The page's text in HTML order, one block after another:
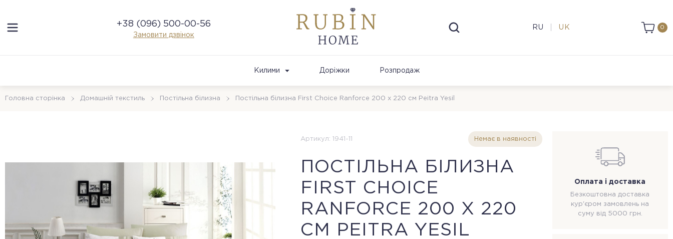
+38 (096) 500-00-56
Замовити дзвінок
RU UK 0
Килими Доріжки Розпродаж
Головна сторінка Домашній текстиль Постільна білизна Постільна білизна First Choice Ranforce 200 х 220 см Peitra Yesil
Артикул: 1941-11 Немає в наявності
ПОСТІЛЬНА БІЛИЗНА
FIRST CHOICE
RANFORCE 200 Х 220
СМ PEITRA YESIL
Оплата і доставка
Безкоштовна доставка
кур'єром замовлень на
суму від 5000 грн.